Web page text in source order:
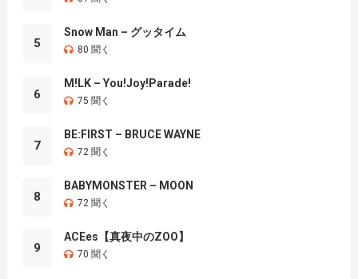
5
Snow Man – グッタイム
80 聞く
6
M!LK – You!Joy!Parade!
75 聞く
7
BE:FIRST – BRUCE WAYNE
72 聞く
8
BABYMONSTER – MOON
72 聞く
9
ACEes【真夜中のZOO】
70 聞く